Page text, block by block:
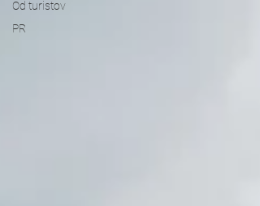
Od turistov
PR